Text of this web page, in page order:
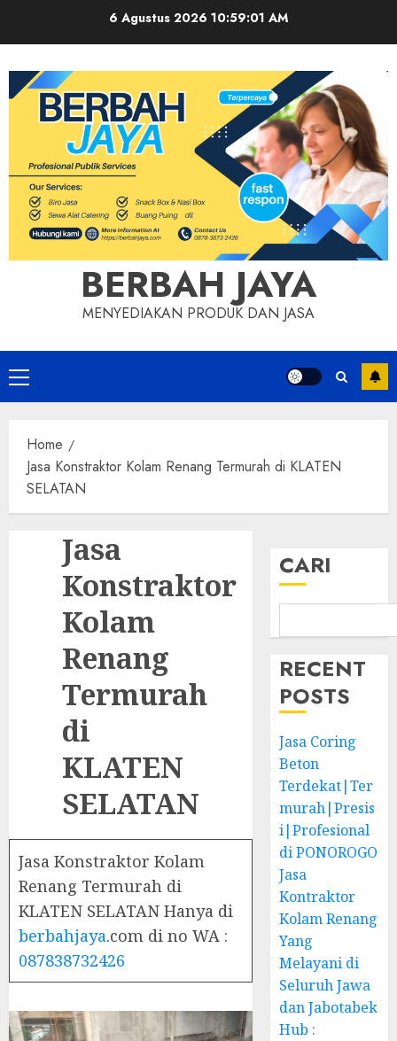
6 Agustus 2026 10:59:01 AM
BERBAH JAYA
MENYEDIAKAN PRODUK DAN JASA
Primary
Menu
Home
Jasa Konstraktor Kolam Renang Termurah di KLATEN
SELATAN
Jasa
Konstraktor
Kolam
Renang
Termurah
di
KLATEN
SELATAN
Jasa Konstraktor Kolam
Renang Termurah di
KLATEN SELATAN Hanya di
berbahjaya.com di no WA :
087838732426
CARI
RECENT
POSTS
Jasa Coring
Beton
Terdekat|Ter
murah|Presis
i|Profesional
di PONOROGO
Jasa
Kontraktor
Kolam Renang
Yang
Melayani di
Seluruh Jawa
dan Jabotabek
Hub :